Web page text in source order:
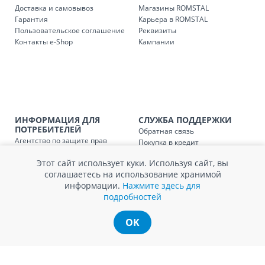
Код
SER08409
SER08410
Доставка попригородам для заказов
Доставка и самовывоз
Гарантия
Пользовательское соглашение
Контакты e-Shop
Магазины ROMSTAL
Карьера в ROMSTAL
Реквизиты
Кампании
ИНФОРМАЦИЯ ДЛЯ
ПОТРЕБИТЕЛЕЙ
Агентство по защите прав
Обработка и защита
персональных данных
Политика cookie
СЛУЖБА ПОДДЕРЖКИ
Обратная связь
Покупка в кредит
Обмен и возврат
Вопросы и ответы
Сервисный центр
Сервис ECOSOFT
Контакты
Этот сайт использует куки. Используя сайт, вы
соглашаетесь на использование хранимой
информации. Нажмите здесь для
подробностей
OK